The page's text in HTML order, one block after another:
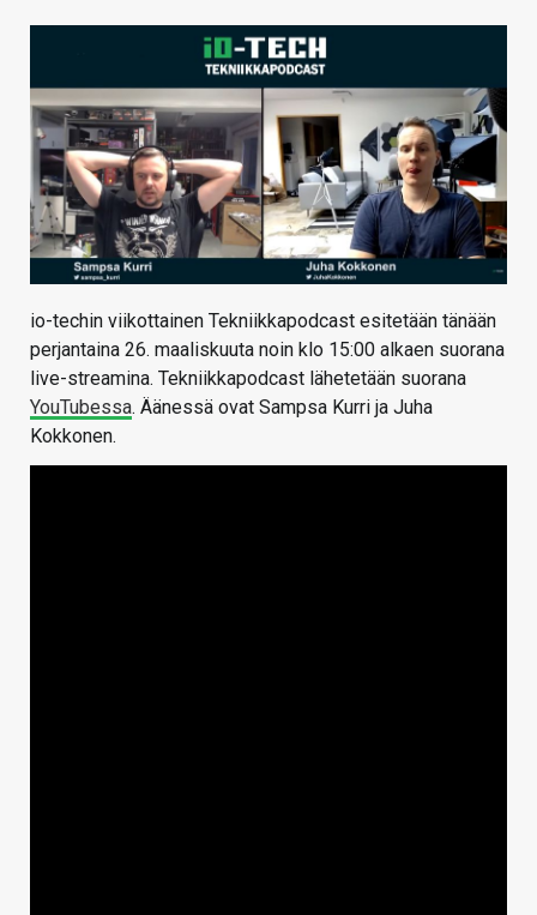
HAKU
io-techin viikottainen Tekniikkapodcast esitetään tänään
perjantaina 26. maaliskuuta noin klo 15:00 alkaen suorana
live-streamina. Tekniikkapodcast lähetetään suorana
YouTubessa. Äänessä ovat Sampsa Kurri ja Juha
Kokkonen.